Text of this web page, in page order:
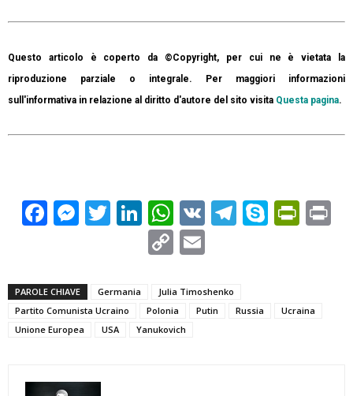
Questo articolo è coperto da ©Copyright, per cui ne è vietata la
riproduzione parziale o integrale. Per maggiori informazioni
sull'informativa in relazione al diritto d'autore del sito visita Questa pagina.
Facebook
Messenger
TwitterLinkedIn
WhatsApp
VK Telegram
Skype
Copy
PAROLE CHIAVE Germania
Julia Timoshenko
Partito Comunista Ucraino
Polonia Putin Russia
Ucraina
Unione Europea
USA Yanukovich